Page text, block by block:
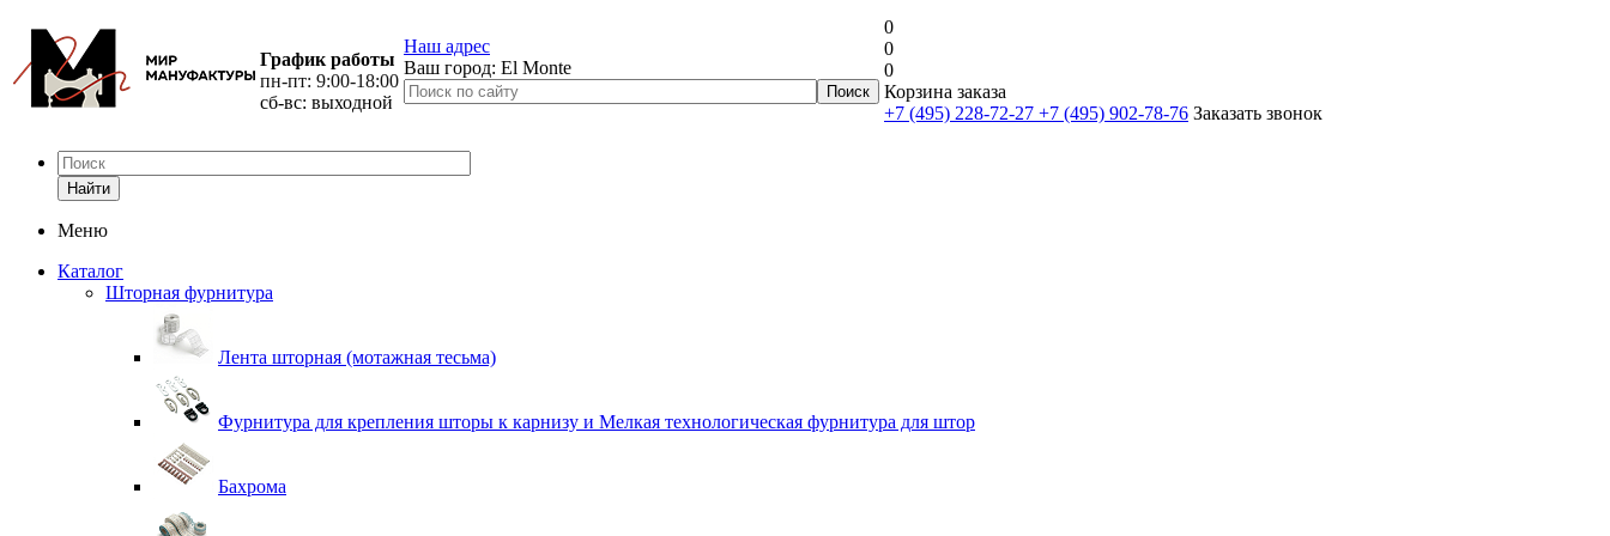
График работы
пн-пт: 9:00-18:00
сб-вс: выходной
Наш адрес
Ваш город: El Monte
0
0
0
Корзина заказа
+7 (495) 228-72-27 +7 (495) 902-78-76 Заказать звонок
Найти
Меню
Каталог
Шторная фурнитура
Лента шторная (мотажная тесьма)
Фурнитура для крепления шторы к карнизу и Мелкая технологическая фурнитура для штор
Бахрома